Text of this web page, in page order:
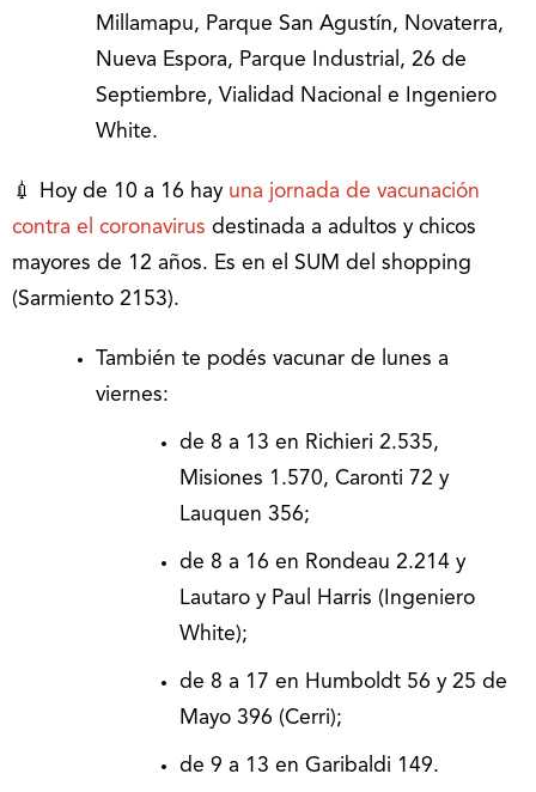
Millamapu, Parque San Agustín, Novaterra,
Nueva Espora, Parque Industrial, 26 de
Septiembre, Vialidad Nacional e Ingeniero
White.
💉 Hoy de 10 a 16 hay una jornada de vacunación
contra el coronavirus destinada a adultos y chicos
mayores de 12 años. Es en el SUM del shopping
(Sarmiento 2153).
También te podés vacunar de lunes a
viernes:
de 8 a 13 en Richieri 2.535,
Misiones 1.570, Caronti 72 y
Lauquen 356;
de 8 a 16 en Rondeau 2.214 y
Lautaro y Paul Harris (Ingeniero
White);
de 8 a 17 en Humboldt 56 y 25 de
Mayo 396 (Cerri);
de 9 a 13 en Garibaldi 149.